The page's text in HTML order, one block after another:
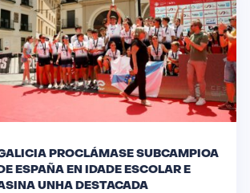
PROCLÁMASE SUBCAMPIOA
DE ESPAÑA EN IDADE ESCOLAR E
UNHA DESTACADA